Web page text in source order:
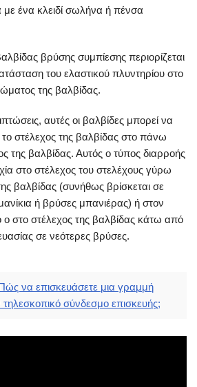
με ένα κλειδί σωλήνα ή πένσα
βρύσης συμπίεσης περιορίζεται
του ελαστικού πλυντηρίου στο
της βαλβίδας.
αυτές οι βαλβίδες μπορεί να
στέλεχος της βαλβίδας στο πάνω
της βαλβίδας. Αυτός ο τύπος διαρροής
στο στέλεχος του στελέχους γύρω
βαλβίδας (συνήθως βρίσκεται σε
ή βρύσες μπανιέρας) ή στον
ο στο στέλεχος της βαλβίδας κάτω από
σε νεότερες βρύσες.
να επισκευάσετε μια γραμμή
σύνδεσμο επισκευής;